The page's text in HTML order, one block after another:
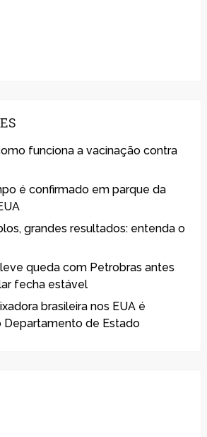
funciona a vacinação contra
é confirmado em parque da
grandes resultados: entenda o
queda com Petrobras antes
fecha estável
brasileira nos EUA é
de Estado